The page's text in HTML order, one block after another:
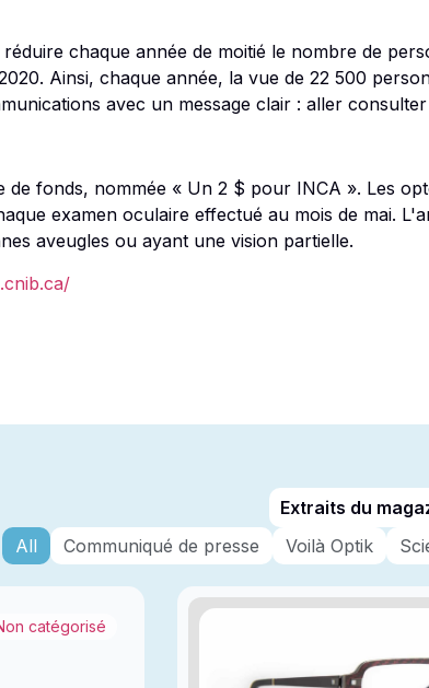
chaque année de moitié le nombre de
Ainsi, chaque année, la vue de 22 500
avec un message clair : aller
de fonds, nommée « Un 2 $ pour INCA ». Les
examen oculaire effectué au mois de mai.
aveugles ou ayant une vision partielle.
Extraits du
All
Communiqué de presse Voilà Optik
catégorisé